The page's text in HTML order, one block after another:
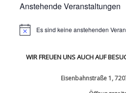
Anstehende Veranstaltungen
Es sind keine anstehenden
WIR FREUEN UNS AUCH AUF
Eisenbahnstraße 1,